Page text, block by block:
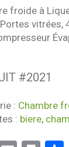
froide à
vitrées,
#2021
: Chambre
: biere,